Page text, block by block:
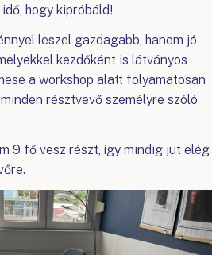
hogy kipróbáld!
leszel gazdagabb, hanem jó
kezdőként is látványos
a workshop alatt folyamatosan
résztvevő személyre szóló
9 fő vesz részt, így mindig jut elég